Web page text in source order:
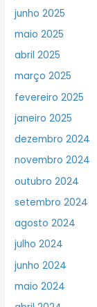
junho 2025
maio 2025
abril 2025
março 2025
fevereiro 2025
janeiro 2025
dezembro 2024
novembro 2024
outubro 2024
setembro 2024
agosto 2024
julho 2024
junho 2024
maio 2024